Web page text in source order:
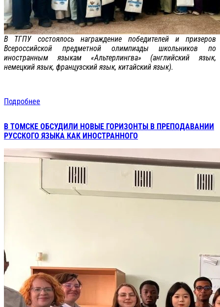
В ТГПУ состоялось награждение победителей и призеров
Всероссийской предметной олимпиады школьников по
иностранным языкам «Альтерлингва» (английский язык,
немецкий язык, французский язык, китайский язык).
Подробнее
В ТОМСКЕ ОБСУДИЛИ НОВЫЕ ГОРИЗОНТЫ В ПРЕПОДАВАНИИ
РУССКОГО ЯЗЫКА КАК ИНОСТРАННОГО